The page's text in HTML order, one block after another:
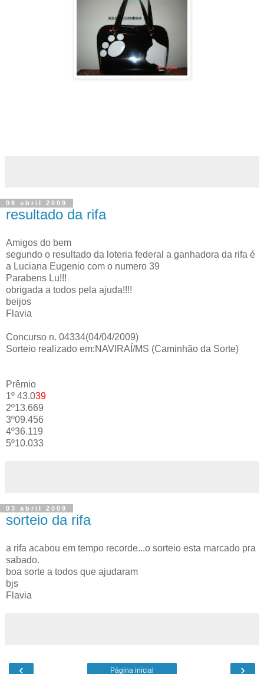
06 abril 2009
resultado da rifa
Amigos do bem
segundo o resultado da loteria federal a ganhadora da rifa é
a Luciana Eugenio com o numero 39
Parabens Lu!!!
obrigada a todos pela ajuda!!!!
beijos
Flavia
Concurso n. 04334(04/04/2009)
Sorteio realizado em:NAVIRAÍ/MS (Caminhão da Sorte)
Prêmio
1º 43.039
2º13.669
3º09.456
4º36.119
5º10.033
03 abril 2009
sorteio da rifa
a rifa acabou em tempo recorde...o sorteio esta marcado pra
sabado.
boa sorte a todos que ajudaram
bjs
Flavia
‹ ›
Página inicial